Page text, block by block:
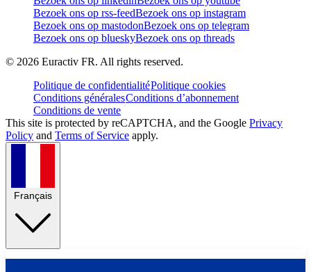
Bezoek ons op rss-feedBezoek ons op instagram
Bezoek ons op mastodonBezoek ons op telegram
Bezoek ons op blueskyBezoek ons op threads
© 2026 Euractiv FR. All rights reserved.
Politique de confidentialitéPolitique cookies
Conditions généralesConditions d’abonnement
Conditions de vente
This site is protected by reCAPTCHA, and the Google Privacy
Policy and Terms of Service apply.
Français